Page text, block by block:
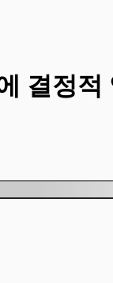
결정